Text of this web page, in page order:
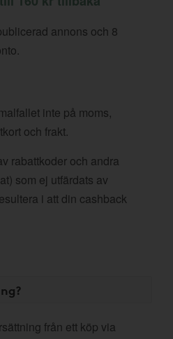
annons och 8
inte på moms,
och frakt.
rabattkoder och andra
som ej utfärdats av
i att din cashback
från ett köp via